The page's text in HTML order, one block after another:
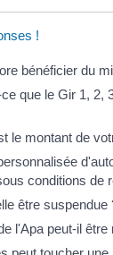
!
bénéficier du
que le Gir 1, 2,
le montant de
conditions de
être suspendue
l'Apa peut-il être